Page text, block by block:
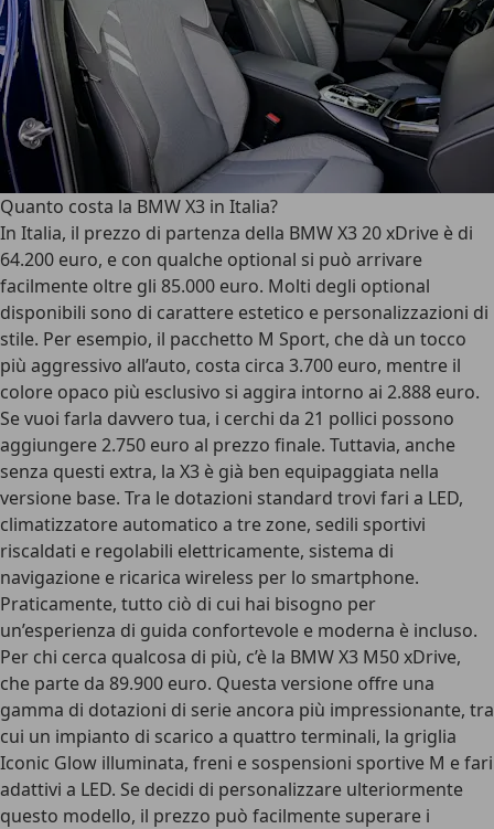
Quanto costa la BMW X3 in Italia?
In Italia, il prezzo di partenza della BMW X3 20 xDrive è di
64.200 euro, e con qualche optional si può arrivare
facilmente oltre gli 85.000 euro. Molti degli optional
disponibili sono di carattere estetico e personalizzazioni di
stile. Per esempio, il pacchetto M Sport, che dà un tocco
più aggressivo all’auto, costa circa 3.700 euro, mentre il
colore opaco più esclusivo si aggira intorno ai 2.888 euro.
Se vuoi farla davvero tua, i cerchi da 21 pollici possono
aggiungere 2.750 euro al prezzo finale. Tuttavia, anche
senza questi extra, la X3 è già ben equipaggiata nella
versione base. Tra le dotazioni standard trovi fari a LED,
climatizzatore automatico a tre zone, sedili sportivi
riscaldati e regolabili elettricamente, sistema di
navigazione e ricarica wireless per lo smartphone.
Praticamente, tutto ciò di cui hai bisogno per
un’esperienza di guida confortevole e moderna è incluso.
Per chi cerca qualcosa di più, c’è la BMW X3 M50 xDrive,
che parte da 89.900 euro. Questa versione offre una
gamma di dotazioni di serie ancora più impressionante, tra
cui un impianto di scarico a quattro terminali, la griglia
Iconic Glow illuminata, freni e sospensioni sportive M e fari
adattivi a LED. Se decidi di personalizzare ulteriormente
questo modello, il prezzo può facilmente superare i